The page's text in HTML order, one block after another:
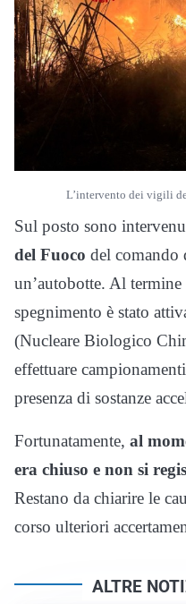
L’intervento dei vigili
Sul posto sono
del Fuoco del comando
un’autobotte. Al
spegnimento è stato
(Nucleare Biologico
effettuare
presenza di sostanze
Fortunatamente, al
era chiuso e non si
Restano da chiarire le
corso ulteriori
ALTRE